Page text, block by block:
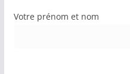
Votre prénom et nom